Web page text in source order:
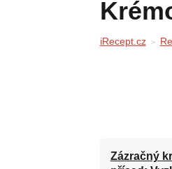
iRecept.cz
Zázračný